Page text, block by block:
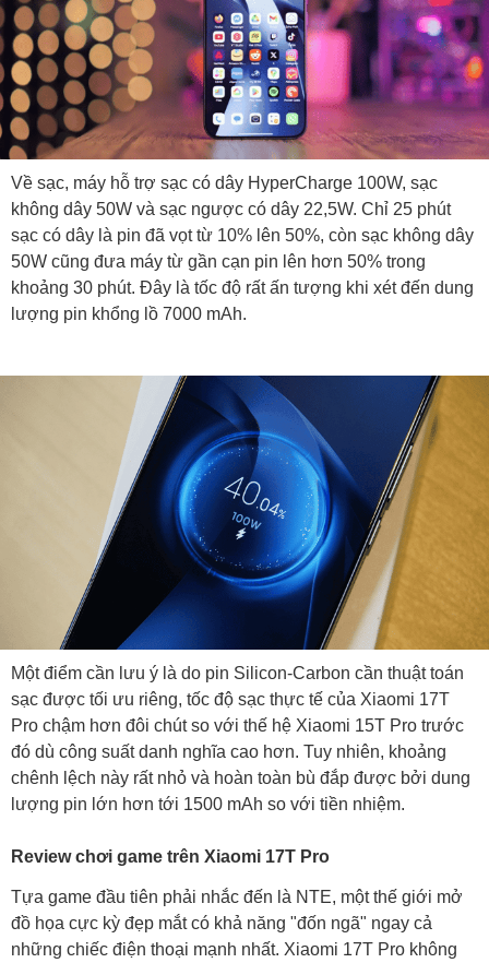
Về sạc, máy hỗ trợ sạc có dây HyperCharge 100W, sạc
không dây 50W và sạc ngược có dây 22,5W. Chỉ 25 phút
sạc có dây là pin đã vọt từ 10% lên 50%, còn sạc không dây
50W cũng đưa máy từ gần cạn pin lên hơn 50% trong
khoảng 30 phút. Đây là tốc độ rất ấn tượng khi xét đến dung
lượng pin khổng lồ 7000 mAh.
Một điểm cần lưu ý là do pin Silicon-Carbon cần thuật toán
sạc được tối ưu riêng, tốc độ sạc thực tế của Xiaomi 17T
Pro chậm hơn đôi chút so với thế hệ Xiaomi 15T Pro trước
đó dù công suất danh nghĩa cao hơn. Tuy nhiên, khoảng
chênh lệch này rất nhỏ và hoàn toàn bù đắp được bởi dung
lượng pin lớn hơn tới 1500 mAh so với tiền nhiệm.
Review chơi game trên Xiaomi 17T Pro
Tựa game đầu tiên phải nhắc đến là NTE, một thế giới mở
đồ họa cực kỳ đẹp mắt có khả năng "đốn ngã" ngay cả
những chiếc điện thoại mạnh nhất. Xiaomi 17T Pro không